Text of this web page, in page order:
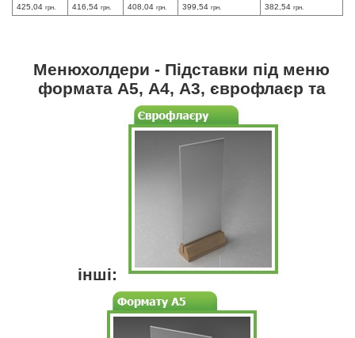
425,04 грн. 416,54грн. 408,04 грн. 399,54 грн. 382,54 грн.
Менюхолдери - Підставки під меню
формата А5, А4, А3, єврофлаєр та
інші: